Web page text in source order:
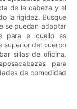
de la cabeza y el
la rigidez. Busque
se puedan adaptar
para el cuello es
superior del cuerpo
sillas de oficina,
para
de comodidad